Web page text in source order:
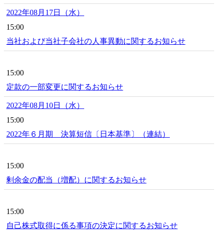
2022年08月17日（水）
15:00
当社および当社子会社の人事異動に関するお知らせ
15:00
定款の一部変更に関するお知らせ
2022年08月10日（水）
15:00
2022年６月期 決算短信〔日本基準〕（連結）
15:00
剰余金の配当（増配）に関するお知らせ
15:00
自己株式取得に係る事項の決定に関するお知らせ